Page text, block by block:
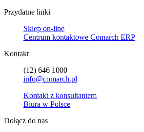
Przydatne linki
Sklep on-line
Centrum kontaktowe Comarch ERP
Kontakt
(12) 646 1000
info@comarch.pl
Kontakt z konsultantem
Biura w Polsce
Dołącz do nas